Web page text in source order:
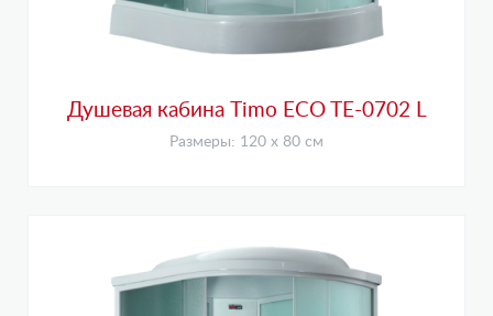
Душевая кабина Timo ECO TE-0702 L
Размеры: 120 х 80 см